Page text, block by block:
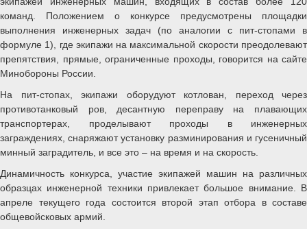
команд. Положением о конкурсе предусмотрены площадки
выполнения инженерных задач (по аналогии с пит-стопами в
формуле 1), где экипажи на максимальной скорости преодолевают
препятствия, прямые, ограниченные проходы, говорится на сайте
Минобороны России.
На пит-стопах, экипажи оборудуют котлован, переход через
противотанковый ров, десантную переправу на плавающих
транспортерах, проделывают проходы в инженерных
заграждениях, снаряжают установку разминирования и гусеничный
минный заградитель, и все это – на время и на скорость.
Динамичность конкурса, участие экипажей машин на различных
образцах инженерной техники привлекает большое внимание. В
апреле текущего года состоится второй этап отбора в составе
общевойсковых армий.